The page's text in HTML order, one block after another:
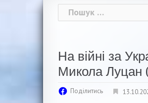
Пошук:
На війні за
Микола Луцан
Поділитись